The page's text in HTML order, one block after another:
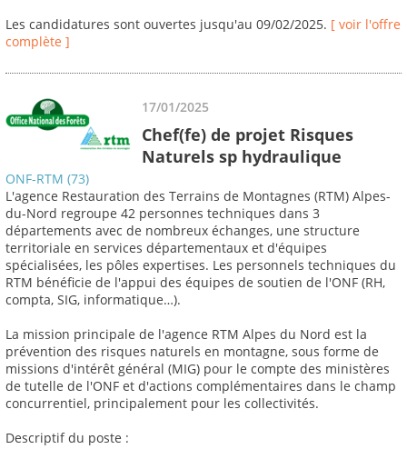
Les candidatures sont ouvertes jusqu'au 09/02/2025. [ voir l'offre
complète ]
17/01/2025
Chef(fe) de projet Risques
Naturels sp hydraulique
ONF-RTM (73)
L'agence Restauration des Terrains de Montagnes (RTM) Alpes-
du-Nord regroupe 42 personnes techniques dans 3
départements avec de nombreux échanges, une structure
territoriale en services départementaux et d'équipes
spécialisées, les pôles expertises. Les personnels techniques du
RTM bénéficie de l'appui des équipes de soutien de l'ONF (RH,
compta, SIG, informatique…).
La mission principale de l'agence RTM Alpes du Nord est la
prévention des risques naturels en montagne, sous forme de
missions d'intérêt général (MIG) pour le compte des ministères
de tutelle de l'ONF et d'actions complémentaires dans le champ
concurrentiel, principalement pour les collectivités.
Descriptif du poste :